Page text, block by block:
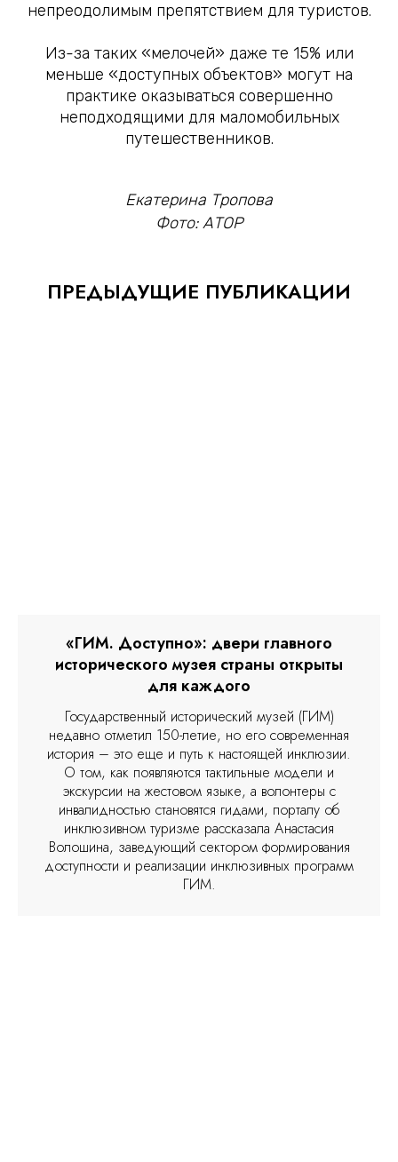
непреодолимым препятствием для туристов.
Из-за таких «мелочей» даже те 15% или
меньше «доступных объектов» могут на
практике оказываться совершенно
неподходящими для маломобильных
путешественников.
Екатерина Тропова
Фото: АТОР
ПРЕДЫДУЩИЕ ПУБЛИКАЦИИ
«ГИМ. Доступно»: двери главного
исторического музея страны открыты
для каждого
Государственный исторический музей (ГИМ)
недавно отметил 150-летие, но его современная
история – это еще и путь к настоящей инклюзии.
О том, как появляются тактильные модели и
экскурсии на жестовом языке, а волонтеры с
инвалидностью становятся гидами, порталу об
инклюзивном туризме рассказала Анастасия
Волошина, заведующий сектором формирования
доступности и реализации инклюзивных программ
ГИМ.